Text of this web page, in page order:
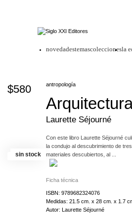
novedadestemascoleccionesla
sin stock
$580 antropología
Laurette Séjourné
Con este libro Laurette Séjourné
la condujo al descubrimiento de
materiales descubiertos, al ...
además de un testimonio técnico
detenido tanto —dice la autora—
teotihuacana responde a los
de acumular las pruebas para
Teotihuacán una entidad aislada,
Ficha técnica
ISBN: 9789682324076
Medidas: 21.5 cm. x 28 cm. x 1.7
Autor: Laurette Séjourné